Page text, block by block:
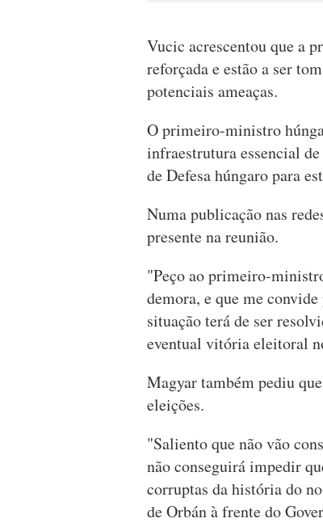
Vucic acrescentou que a
reforçada e estão a ser
potenciais ameaças.
O primeiro-ministro
infraestrutura essencial
de Defesa húngaro para
Numa publicação nas
presente na reunião.
"Peço ao primeiro-
demora, e que me
situação terá de ser
eventual vitória eleitoral
Magyar também pediu
eleições.
"Saliento que não vão
não conseguirá impedir
corruptas da história do
de Orbán à frente do